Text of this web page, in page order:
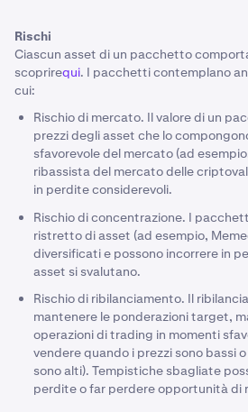
Assicurati che il tuo portfolio
Il ribilanciamento del portfolio
Rischi
Ciascun asset di un pacchetto
scoprirequi. I pacchetti contemplano
cui:
Rischio di mercato. Il valore di un
prezzi degli asset che lo
sfavorevole del mercato (ad
ribassista del mercato delle
in perdite considerevoli.
Rischio di concentrazione. I
ristretto di asset (ad esempio,
diversificati e possono incorrere in
asset si svalutano.
Rischio di ribilanciamento. Il
mantenere le ponderazioni target,
operazioni di trading in momenti
vendere quando i prezzi sono bassi
sono alti). Tempistiche sbagliate
perdite o far perdere opportunità di